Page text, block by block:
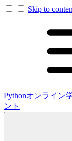
Skip to
Pythonオンライン
ント